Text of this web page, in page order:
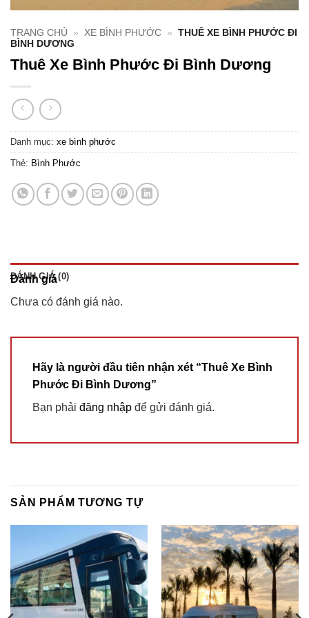
TRANG CHỦ » XE BÌNH PHƯỚC »
THUÊ XE BÌNH PHƯỚC ĐI
BÌNH DƯƠNG
Thuê Xe Bình Phước Đi Bình Dương
Danh mục: xe bình phước
Thẻ: Bình Phước
ĐÁNH GIÁ (0)
Đánh giá
Chưa có đánh giá nào.
Hãy là người đầu tiên nhận xét “Thuê Xe Bình
Phước Đi Bình Dương”
Bạn phải đăng nhập để gửi đánh giá.
SẢN PHẨM TƯƠNG TỰ